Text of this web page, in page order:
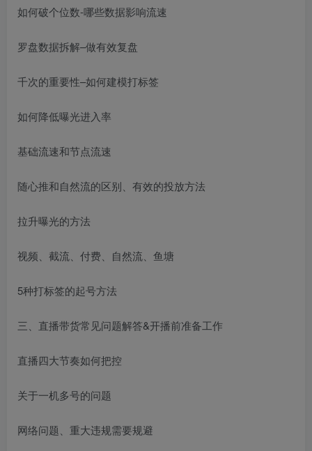
如何破个位数-哪些数据影响流速
罗盘数据拆解–做有效复盘
千次的重要性–如何建模打标签
如何降低曝光进入率
基础流速和节点流速
随心推和自然流的区别、有效的投放方法
拉升曝光的方法
视频、截流、付费、自然流、鱼塘
5种打标签的起号方法
三、直播带货常见问题解答&开播前准备工作
直播四大节奏如何把控
关于一机多号的问题
网络问题、重大违规需要规避